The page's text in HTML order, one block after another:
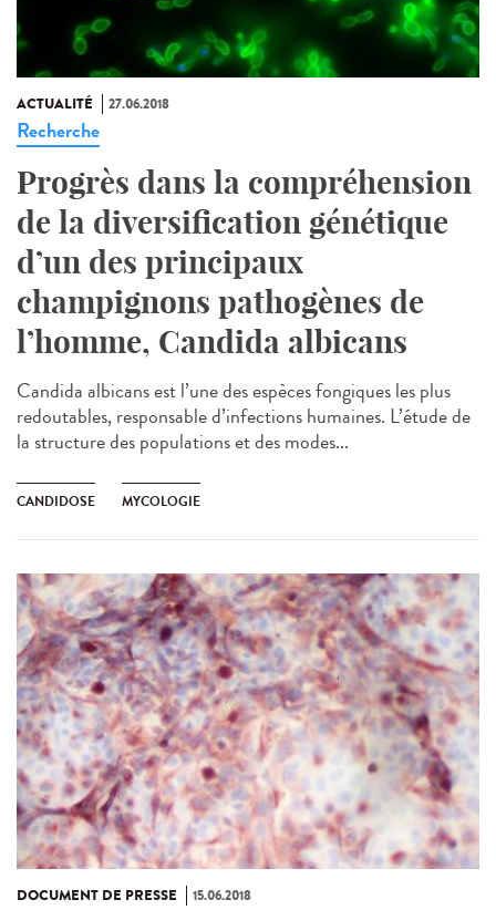
ACTUALITÉ 27.06.2018
Recherche
Progrès dans la compréhension
de la diversification génétique
d’un des principaux
champignons pathogènes de
l’homme, Candida albicans
Candida albicans est l’une des espèces fongiques les plus
redoutables, responsable d’infections humaines. L’étude de
la structure des populations et des modes...
CANDIDOSE MYCOLOGIE
DOCUMENT DE PRESSE 15.06.2018